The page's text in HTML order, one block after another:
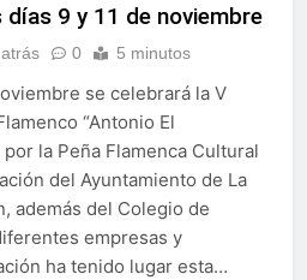
9 y 11 de noviembre
0 5 minutos
se celebrará la V
“Antonio El
la Peña Flamenca Cultural
del Ayuntamiento de La
además del Colegio de
empresas y
ha tenido lugar esta…